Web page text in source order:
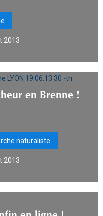
2013
en Brenne !
naturaliste
2013
en ligne !